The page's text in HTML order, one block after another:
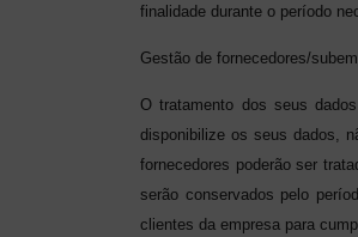
finalidade durante o período
Gestão de fornecedores/
O tratamento dos seus
disponibilize os seus dados,
fornecedores poderão ser
serão conservados pelo
clientes da empresa para